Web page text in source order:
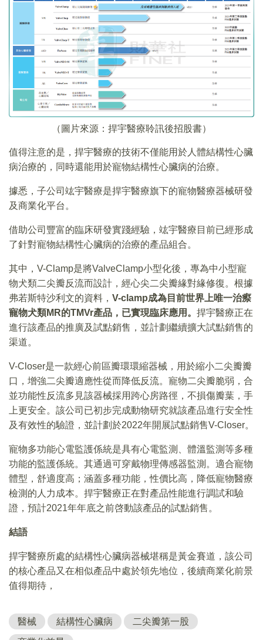
（圖片來源：捍宇醫療聆訊後招股書）
值得注意的是，捍宇醫療的技術不僅能用於人體結構性心臟
病治療的，同時還能用於寵物結構性心臟病的治療。
據悉，子公司竑宇醫療是捍宇醫療旗下的寵物醫療器械研發
及商業化平台。
借助公司豐富的臨床研發實踐經驗，竑宇醫療目前已經形成
了針對寵物結構性心臟病的治療的產品組合。
其中，V-Clamp是將ValveClamp小型化後，專為中小型寵
物犬類二尖瓣反流而設計，經心尖二尖瓣緣對緣修復。根據
弗若斯特沙利文的資料， V-clamp成為目前世界上唯一治瘵
寵物犬類MR的TMVr產品，已實現臨床應用。 捍宇醫療正在
進行該產品的推廣及試點銷售，並計劃繼續擴大試點銷售的
渠道。
V-Closer是一款經心前區瓣環環縮器械，用於縮小二尖瓣瓣
口，增強二尖瓣適應性從而降低反流。寵物二尖瓣脆弱，合
並功能性反流多見該器械採用跨心房路徑，不損傷瓣葉，手
上更安全。該公司已初步完成動物研究就該產品進行安全性
及有效性的驗證，並計劃於2022年開展試點銷售V-Closer。
寵物多功能心電監護係統是具有心電監測、體溫監測等多種
功能的監護係統。其通過可穿戴物理傳感器監測。適合寵物
體型，舒適度高；涵蓋多種功能，性價比高，降低寵物醫療
檢測的人力成本。捍宇醫療正在對產品性能進行調試和驗
證，預計2021年年底之前啓動該產品的試點銷售。
結語
捍宇醫療所處的結構性心臟病器械堪稱是黃金賽道，該公司
的核心產品又在相似產品中處於領先地位，後續商業化前景
值得期待，
醫械 結構性心臟病 二尖瓣第一股